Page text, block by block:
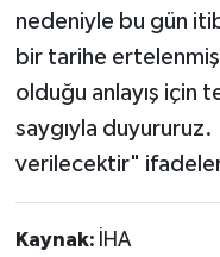
nedeniyle bu gün
bir tarihe
olduğu anlayış için
saygıyla duyururuz.
verilecektir"
Kaynak: İHA